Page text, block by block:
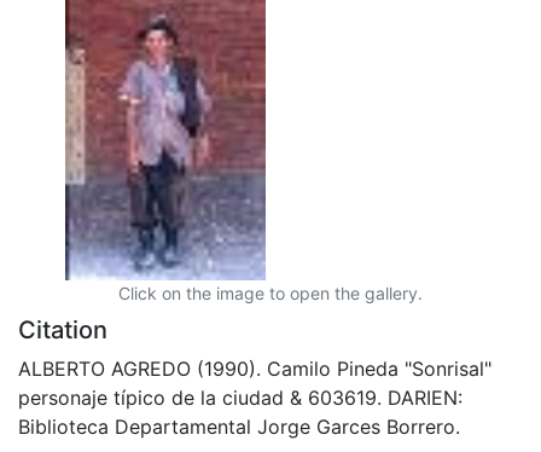
Click on the image to open the gallery.
Citation
ALBERTO AGREDO (1990). Camilo Pineda "Sonrisal"
personaje típico de la ciudad & 603619. DARIEN:
Biblioteca Departamental Jorge Garces Borrero.